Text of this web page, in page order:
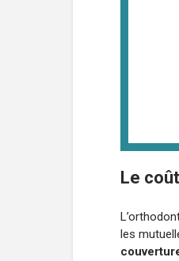
Le
les